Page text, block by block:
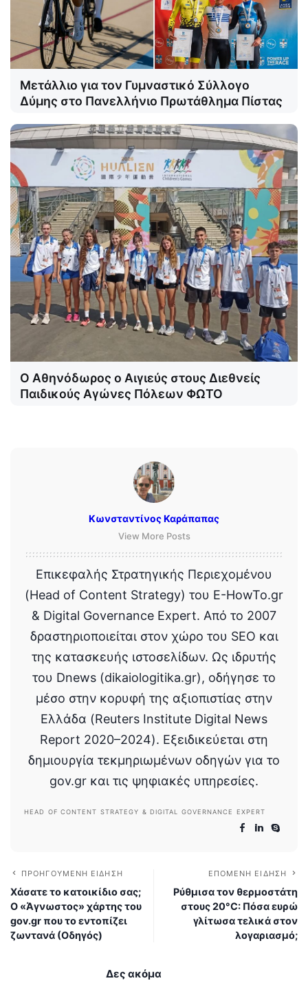
Μετάλλιο για τον Γυμναστικό Σύλλογο
Δύμης στο Πανελλήνιο Πρωτάθλημα Πίστας
Ο Αθηνόδωρος ο Αιγιεύς στους Διεθνείς
Παιδικούς Αγώνες Πόλεων ΦΩΤΟ
Κωνσταντίνος Καράπαπας
View More Posts
Επικεφαλής Στρατηγικής Περιεχομένου
(Head of Content Strategy) του E-HowTo.gr
& Digital Governance Expert. Από το 2007
δραστηριοποιείται στον χώρο του SEO και
της κατασκευής ιστοσελίδων. Ως ιδρυτής
του Dnews (dikaiologitika.gr), οδήγησε το
μέσο στην κορυφή της αξιοπιστίας στην
Ελλάδα (Reuters Institute Digital News
Report 2020–2024). Εξειδικεύεται στη
δημιουργία τεκμηριωμένων οδηγών για το
gov.gr και τις ψηφιακές υπηρεσίες.
HEAD OF CONTENT STRATEGY & DIGITAL GOVERNANCE EXPERT
ΠΡΟΗΓΟΎΜΕΝΗ ΕΊΔΗΣΗ
Χάσατε το κατοικίδιο σας;
Ο «Άγνωστος» χάρτης του
gov.gr που το εντοπίζει
ζωντανά (Οδηγός)
ΕΠΌΜΕΝΗ ΕΊΔΗΣΗ
Ρύθμισα τον θερμοστάτη
στους 20°C: Πόσα ευρώ
γλίτωσα τελικά στον
λογαριασμό;
Δες ακόμα